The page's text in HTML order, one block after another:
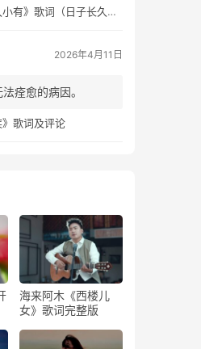
歌词（日子长久幸福小有）
2026年4月11日
痊愈的病因。
歌词及评论
海来阿木《西楼儿
女》歌词完整版